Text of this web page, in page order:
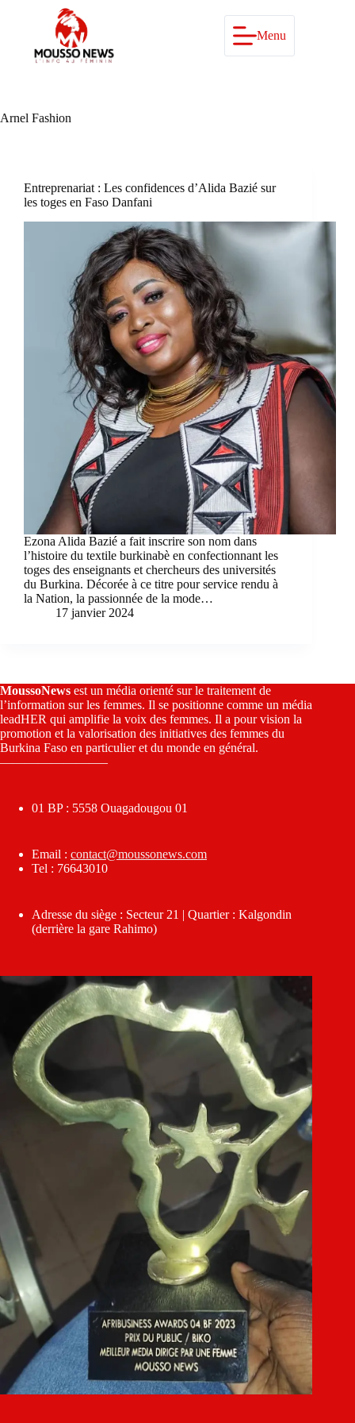
Menu
Arnel Fashion
Entreprenariat : Les confidences d’Alida Bazié sur
les toges en Faso Danfani
Ezona Alida Bazié a fait inscrire son nom dans
l’histoire du textile burkinabè en confectionnant les
toges des enseignants et chercheurs des universités
du Burkina. Décorée à ce titre pour service rendu à
la Nation, la passionnée de la mode…
17 janvier 2024
MoussoNews est un média orienté sur le traitement de
l’information sur les femmes. Il se positionne comme un média
leadHER qui amplifie la voix des femmes. Il a pour vision la
promotion et la valorisation des initiatives des femmes du
Burkina Faso en particulier et du monde en général.
————————–
01 BP : 5558 Ouagadougou 01
Email : contact@moussonews.com
Tel : 76643010
Adresse du siège : Secteur 21 | Quartier : Kalgondin
(derrière la gare Rahimo)